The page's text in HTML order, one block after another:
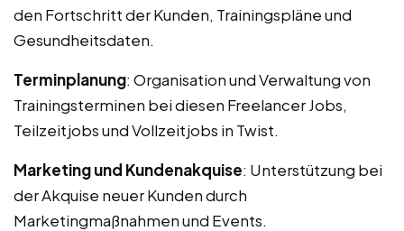
den Fortschritt der Kunden, Trainingspläne und
Gesundheitsdaten.
Terminplanung: Organisation und Verwaltung von
Trainingsterminen bei diesen Freelancer Jobs,
Teilzeitjobs und Vollzeitjobs in Twist.
Marketing und Kundenakquise: Unterstützung bei
der Akquise neuer Kunden durch
Marketingmaßnahmen und Events.